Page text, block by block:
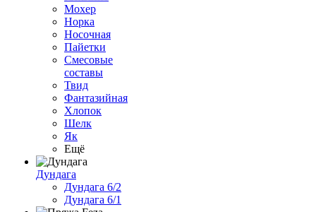
Мохер
Норка
Носочная
Пайетки
Смесовые
составы
Твид
Фантазийная
Хлопок
Шелк
Як
Ещё
Дундага
Дундага 6/2
Дундага 6/1